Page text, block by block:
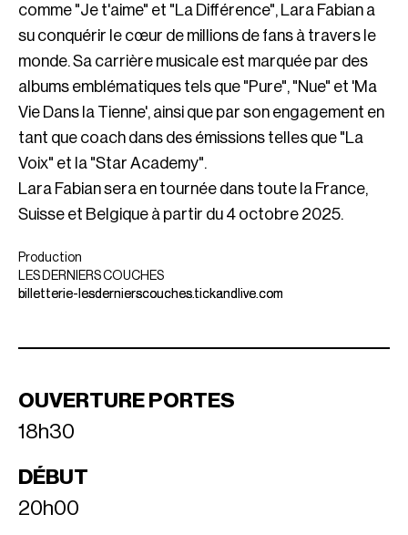
comme "Je t'aime" et "La Différence", Lara Fabian a
su conquérir le cœur de millions de fans à travers le
monde. Sa carrière musicale est marquée par des
albums emblématiques tels que "Pure", "Nue" et 'Ma
Vie Dans la Tienne', ainsi que par son engagement en
tant que coach dans des émissions telles que "La
Voix" et la "Star Academy".
Lara Fabian sera en tournée dans toute la France,
Suisse et Belgique à partir du 4 octobre 2025.
Production
LES DERNIERS COUCHES
billetterie-lesdernierscouches.tickandlive.com
OUVERTURE PORTES
18h30
DÉBUT
20h00